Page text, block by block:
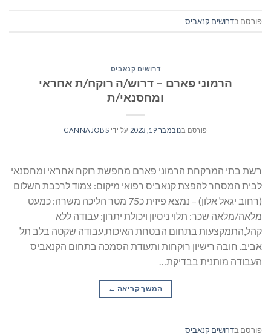
פורסם בדרושים קנאביס
דרושים קנאביס
הרמוני פארם – דרוש/ה רוקח/ת אחראי
ומחסנאי/ת
פורסם בנובמבר 19, 2023 על ידי CANNAJOBS
רשת בתי המרקחת הרמוני פארם מחפשת רוקח אחראי ומחסנאי
לבית המסחר להפצת קנאביס רפואי מיקום: צמוד לרכבת השלום
(רחוב יגאל אלון) – נמצא פיזית כ75 מטר הליכה משרה: כמעט
מלאה/מלאה שכר: תלוי ניסיון ויכולת יתרון: עבודה ללא
קהל,התמקצעות בתחום הבטחת האיכות,עבודה שקטה בלב תל
אביב. חובה רישיון רוקחות ותעודת הסמכה בתחום הקנאביס
העבודה מותנית בבדיקת…
המשך קריאה →
פורסם בדרושים קנאביס